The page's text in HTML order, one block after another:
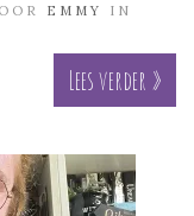
EMMY
IN
Lees verder »